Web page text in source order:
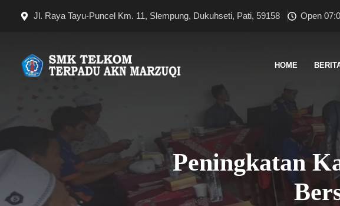
Jl. Raya Tayu-Puncel Km. 11, Slempung, Dukuhseti, Pati, 59158 Open
HOME
Peningkatan